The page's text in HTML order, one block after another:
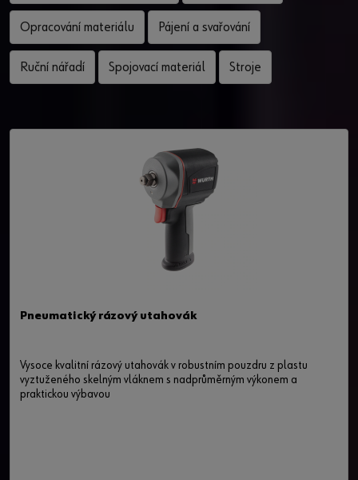
Opracování materiálu Pájení a svařování
Ruční nářadí Spojovací materiál Stroje
Pneumatický rázový utahovák
Vysoce kvalitní rázový utahovák v robustním pouzdru z plastu
vyztuženého skelným vláknem s nadprůměrným výkonem a
praktickou výbavou